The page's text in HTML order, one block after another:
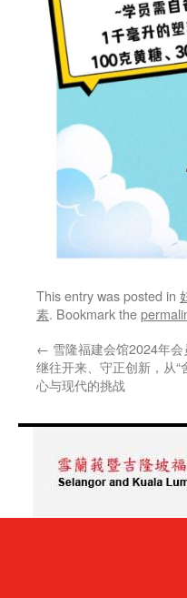
This entry was posted in
素. Bookmark the
← 雪隆福建会馆2024年
继往开来、守正创新，从“
心与现代的挑战